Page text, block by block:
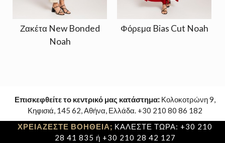
Ζακέτα New Bonded
Noah
Φόρεμα Bias Cut Noah
Επισκεφθείτε το κεντρικό μας κατάστημα: Κολοκοτρώνη 9,
Κηφισιά, 145 62, Αθήνα, Ελλάδα. +30 210 80 86 182
ΧΡΕΙΑΖΕΣΤΕ ΒΟΗΘΕΙΑ; ΚΑΛΕΣΤΕ ΤΩΡΑ: +30 210
28 41 835 ή +30 210 28 42 127